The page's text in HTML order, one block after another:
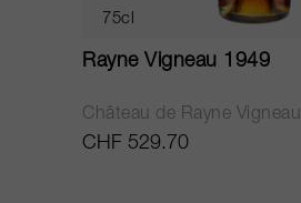
75cl
Rayne Vigneau 1949
Château de Rayne Vigneau
CHF 529.70